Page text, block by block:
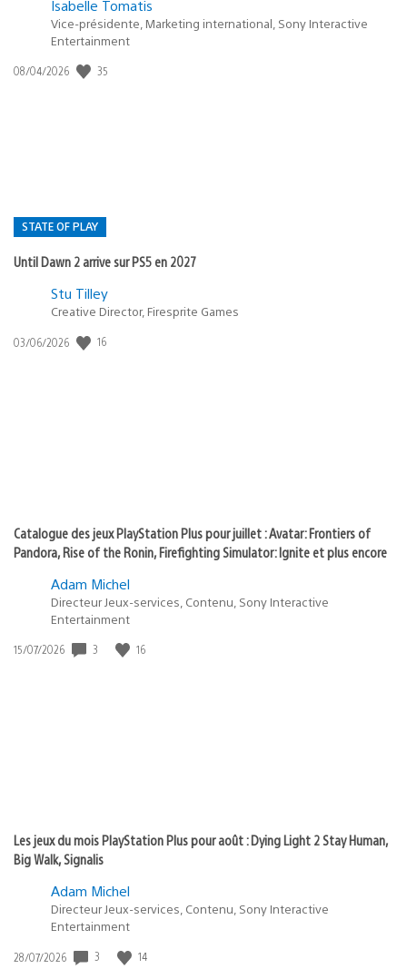
Isabelle Tomatis
Vice-présidente, Marketing international, Sony Interactive
Entertainment
Date
08/04/2026 35
STATE OF PLAY
Until Dawn 2 arrive sur PS5 en 2027
Postée
:
state
Stu Tilley
Creative Director, Firesprite Games
Date
03/06/2026 16
Catalogue des jeux PlayStation Plus pour juillet : Avatar: Frontiers of
Pandora, Rise of the Ronin, Firefighting Simulator: Ignite et plus encore
Adam Michel
Directeur Jeux-services, Contenu, Sony Interactive
Entertainment
Date
15/07/2026 3 16
Les jeux du mois PlayStation Plus pour août : Dying Light 2 Stay Human,
Big Walk, Signalis
Adam Michel
Directeur Jeux-services, Contenu, Sony Interactive
Entertainment
Date
28/07/2026 3 14